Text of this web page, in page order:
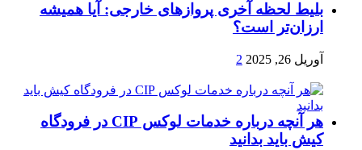
بلیط لحظه آخری پروازهای خارجی: آیا همیشه
ارزان‌تر است؟
آوریل 26, 2025 2
هر آنچه درباره خدمات لوکس CIP در فرودگاه‌
کیش باید بدانید